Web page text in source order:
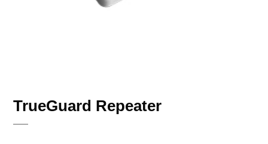
TrueGuard Repeater